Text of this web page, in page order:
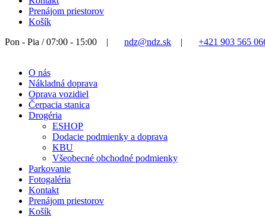
Prenájom priestorov
Košík
Pon - Pia / 07:00 - 15:00
| ndz@ndz.sk | +421 903 565
O nás
Nákladná doprava
Oprava vozidiel
Čerpacia stanica
Drogéria
ESHOP
Dodacie podmienky a doprava
KBU
Všeobecné obchodné podmienky
Parkovanie
Fotogaléria
Kontakt
Prenájom priestorov
Košík